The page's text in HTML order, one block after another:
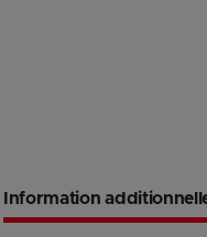
Information